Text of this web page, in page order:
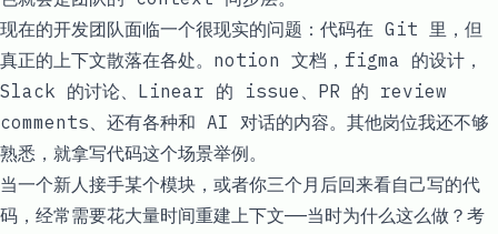
现在的开发团队面临一个很现实的问题：代码在 Git 里，但
真正的上下文散落在各处。notion 文档，figma 的设计，
Slack 的讨论、Linear 的 issue、PR 的 review
comments、还有各种和 AI 对话的内容。其他岗位我还不够
熟悉，就拿写代码这个场景举例。
当一个新人接手某个模块，或者你三个月后回来看自己写的代
码，经常需要花大量时间重建上下文——当时为什么这么做？考